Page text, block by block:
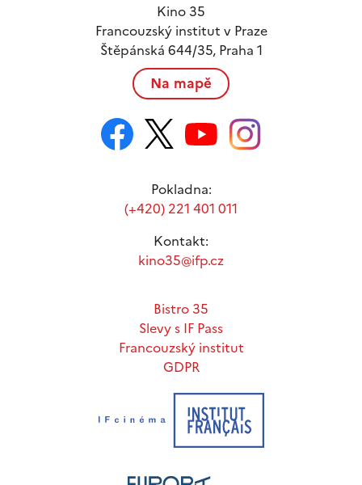
Kino 35
Francouzský institut v Praze
Štěpánská 644/35, Praha 1
Na mapě
Pokladna:
(+420) 221 401 011
Kontakt:
kino35@ifp.cz
Bistro 35
Slevy s IF Pass
Francouzský institut
GDPR